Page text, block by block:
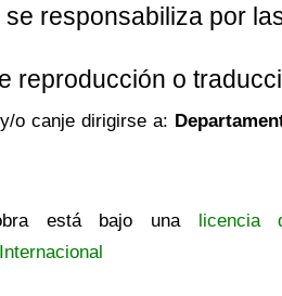
responsabiliza por
reproducción o
o canje dirigirse a:
está bajo una licencia